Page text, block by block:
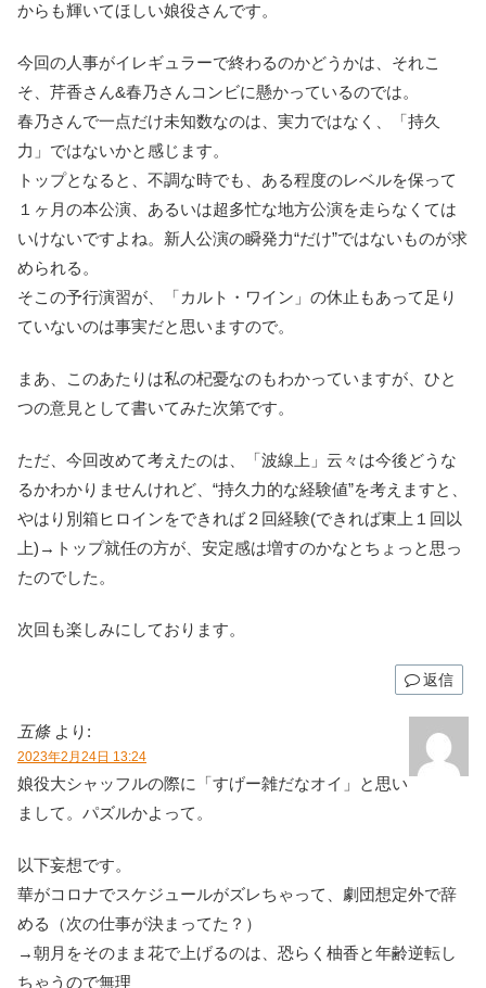
からも輝いてほしい娘役さんです。
今回の人事がイレギュラーで終わるのかどうかは、それこ
そ、芹香さん&春乃さんコンビに懸かっているのでは。
春乃さんで一点だけ未知数なのは、実力ではなく、「持久
力」ではないかと感じます。
トップとなると、不調な時でも、ある程度のレベルを保って
１ヶ月の本公演、あるいは超多忙な地方公演を走らなくては
いけないですよね。新人公演の瞬発力“だけ”ではないものが求
められる。
そこの予行演習が、「カルト・ワイン」の休止もあって足り
ていないのは事実だと思いますので。
まあ、このあたりは私の杞憂なのもわかっていますが、ひと
つの意見として書いてみた次第です。
ただ、今回改めて考えたのは、「波線上」云々は今後どうな
るかわかりませんけれど、“持久力的な経験値”を考えますと、
やはり別箱ヒロインをできれば２回経験(できれば東上１回以
上)→トップ就任の方が、安定感は増すのかなとちょっと思っ
たのでした。
次回も楽しみにしております。
返信
五條 より:
2023年2月24日 13:24
娘役大シャッフルの際に「すげー雑だなオイ」と思い
まして。パズルかよって。
以下妄想です。
華がコロナでスケジュールがズレちゃって、劇団想定外で辞
める（次の仕事が決まってた？）
→朝月をそのまま花で上げるのは、恐らく柚香と年齢逆転し
ちゃうので無理